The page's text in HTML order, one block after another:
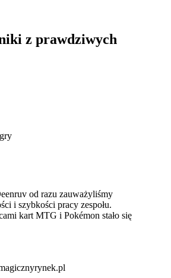
z prawdziwych
od razu zauważyliśmy
i szybkości pracy zespołu.
kart MTG i Pokémon stało się